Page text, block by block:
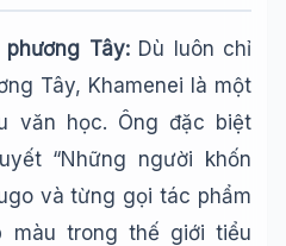
Tây:Dù luôn chỉ
Tây, Khamenei là một
văn học. Ông đặc biệt
“Những người khốn
và từng gọi tác phẩm
màu trong thế giới tiểu